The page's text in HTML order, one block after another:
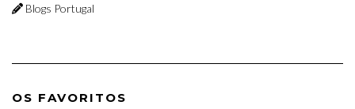
Blogs Portugal
OS FAVORITOS